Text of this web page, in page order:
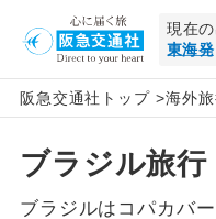
現在
阪急交通社トップ >海外
ブラジル旅行
ブラジルはコパカバ
北海道
東北
中南米
ブラジルすべて
この月をすべて選択
年月
旅行タイプ
家族旅行
エコノミー
プレミアムエコノ
トラピックス
クリスタルハート
催行確定
1名催行